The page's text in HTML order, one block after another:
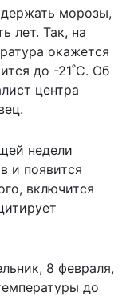
морозы,
лет. Так, на
окажется
до -21˚С. Об
центра
недели
и появится
включится
8 февраля,
до